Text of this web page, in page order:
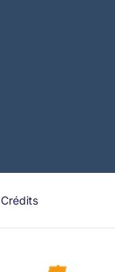
Crédits